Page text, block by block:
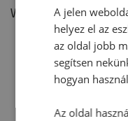
Vélemény írásához,
A jelen
helyez el az
az oldal jobb
segítsen
hogyan
Az oldal